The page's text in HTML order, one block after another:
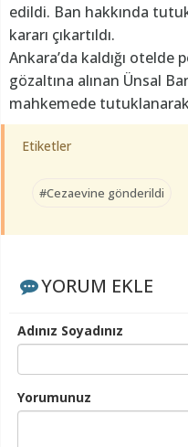
edildi. Ban hakkında
kararı çıkartıldı.
Ankara’da kaldığı otelde
gözaltına alınan Ünsal
mahkemede
Etiketler
#Cezaevine gönderildi
YORUM EKLE
Adınız Soyadınız
Yorumunuz